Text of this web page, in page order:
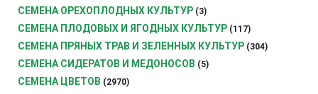
СЕМЕНА ОРЕХОПЛОДНЫХ КУЛЬТУР (3)
СЕМЕНА ПЛОДОВЫХ И ЯГОДНЫХ КУЛЬТУР (117)
СЕМЕНА ПРЯНЫХ ТРАВ И ЗЕЛЕННЫХ КУЛЬТУР (304)
СЕМЕНА СИДЕРАТОВ И МЕДОНОСОВ (5)
СЕМЕНА ЦВЕТОВ (2970)